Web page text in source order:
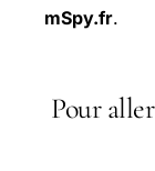
mSpy.fr.
Pour